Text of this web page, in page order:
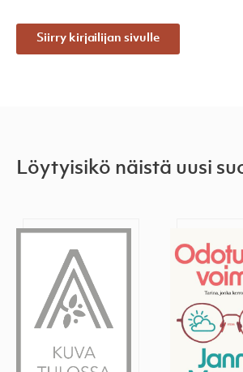
Siirry kirjailijan sivulle
Löytyisikö näistä uusi
Jumala näkee peiton alle